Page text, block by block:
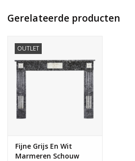
150 Kg
Gerelateerde producten
OUTLET
Fijne Grijs En Wit
Marmeren Schouw